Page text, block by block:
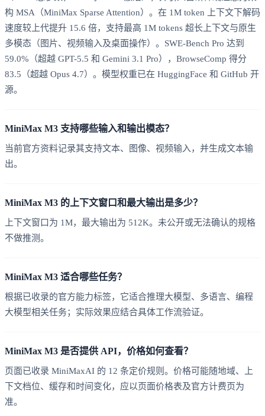
构 MSA（MiniMax Sparse Attention）。在 1M token 上下文下解码
速度较上代提升 15.6 倍，支持最高 1M tokens 超长上下文与原生
多模态（图片、视频输入及桌面操作）。SWE-Bench Pro 达到
59.0%（超越 GPT-5.5 和 Gemini 3.1 Pro），BrowseComp 得分
83.5（超越 Opus 4.7）。模型权重已在 HuggingFace 和 GitHub 开
源。
MiniMax M3 支持哪些输入和输出模态？
当前官方资料记录其支持文本、图像、视频输入，并生成文本输
出。
MiniMax M3 的上下文窗口和最大输出是多少？
上下文窗口为 1M，最大输出为 512K。未公开或无法确认的规格
不做推测。
MiniMax M3 适合哪些任务？
根据已收录的官方能力标签，它适合推理大模型、多语言、编程
大模型相关任务；实际效果应结合具体工作流验证。
MiniMax M3 是否提供 API，价格如何查看？
页面已收录 MiniMaxAI 的 12 条定价规则。价格可能随地域、上
下文档位、缓存和时间变化，应以页面价格表及官方计费页为
准。